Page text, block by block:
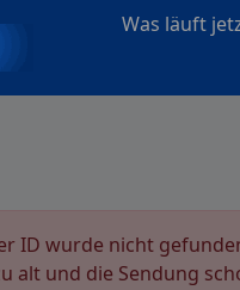
Was läuft
ID wurde nicht
alt und die Sendung